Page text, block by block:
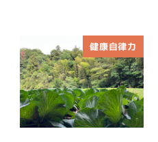
健康自律力